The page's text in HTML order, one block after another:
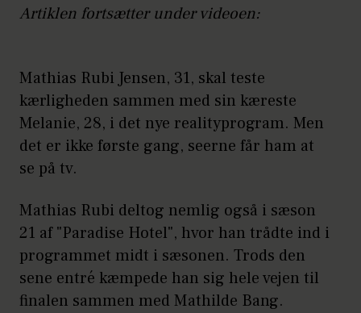
Artiklen fortsætter under videoen:
Mathias Rubi Jensen, 31, skal teste
kærligheden sammen med sin kæreste
Melanie, 28, i det nye realityprogram. Men
det er ikke første gang, seerne får ham at
se på tv.
Mathias Rubi deltog nemlig også i sæson
21 af "Paradise Hotel", hvor han trådte ind i
programmet midt i sæsonen. Trods den
sene entré kæmpede han sig hele vejen til
finalen sammen med Mathilde Bang.